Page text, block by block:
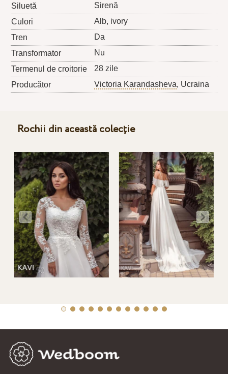
Siluetă
Sirenă
Culori
Alb, ivory
Tren
Da
Transformator
Nu
Termenul de croitorie
28 zile
Producător
Victoria Karandasheva, Ucraina
Rochii din această colecție